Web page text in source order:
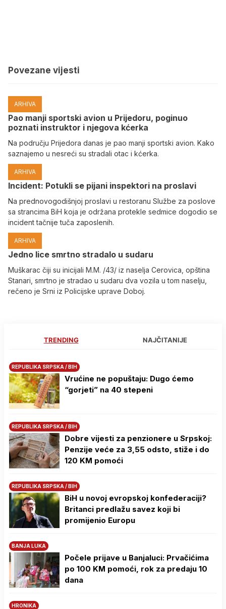
Povezane vijesti
ARHIVA
Pao manji sportski avion u Prijedoru, poginuo
poznati instruktor i njegova kćerka
Na području Prijedora danas je pao manji sportski avion. Kako
saznajemo u nesreći su stradali otac i kćerka.
ARHIVA
Incident: Potukli se pijani inspektori na proslavi
Na prednovogodišnjoj proslavi u restoranu Službe za poslove
sa strancima BiH koja je održana protekle sedmice dogodio se
incident tačnije tuča zaposlenih.
ARHIVA
Јedno lice smrtno stradalo u sudaru
Muškarac čiji su inicijali M.M. /43/ iz naselja Cerovica, opština
Stanari, smrtno je stradao u sudaru dva vozila u tom naselju,
rečeno je Srni iz Policijske uprave Doboj.
TRENDING NAJČITANIJE
REPUBLIKA SRPSKA / BIH
Vrućine ne popuštaju: Dugo ćemo
“gorjeti” na 40 stepeni
REPUBLIKA SRPSKA / BIH
Dobre vijesti za penzionere u Srpskoj:
Penzije veće za 3,55 odsto, stiže i do
120 KM pomoći
REPUBLIKA SRPSKA / BIH
BiH u novoj evropskoj konfederaciji?
Britanci predlažu savez koji bi
promijenio Europu
BANJA LUKA
Počele prijave u Banjaluci: Prvačićima
po 100 KM pomoći, rok za predaju 10
dana
HRONIKA